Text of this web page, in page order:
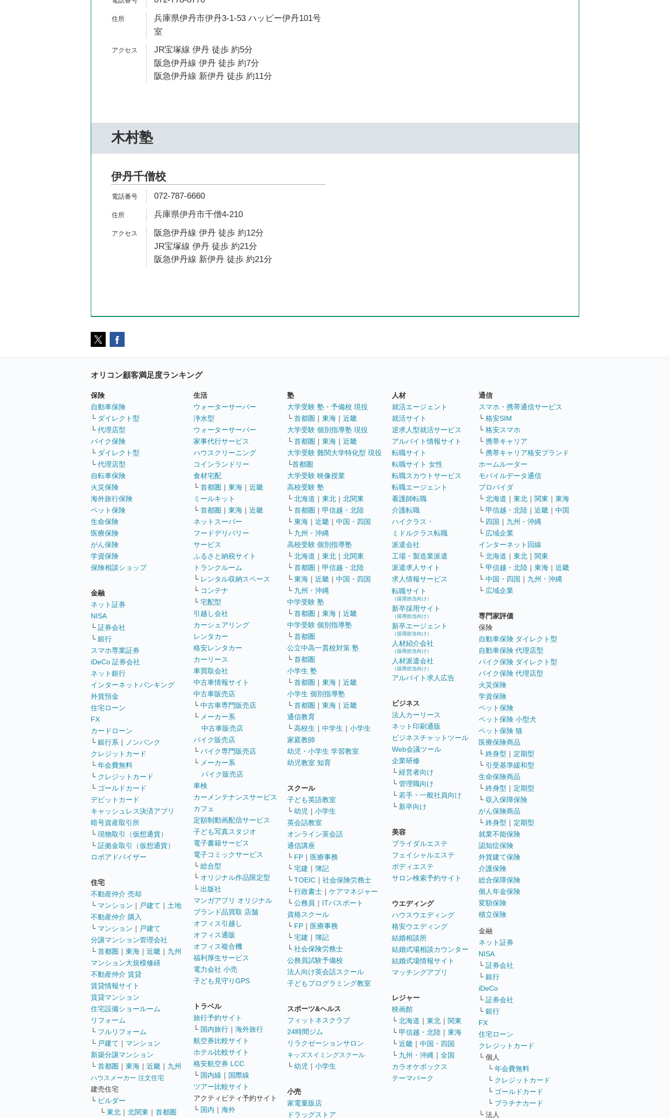
兵庫県伊丹市伊丹3-1-53 ハッピー伊丹101号
室
JR宝塚線 伊丹 徒歩 約5分
阪急伊丹線 伊丹 徒歩 約7分
阪急伊丹線 新伊丹 徒歩 約11分
木村塾
伊丹千僧校
072-787-6660
兵庫県伊丹市千僧4-210
阪急伊丹線 伊丹 徒歩 約12分
JR宝塚線 伊丹 徒歩 約21分
阪急伊丹線 新伊丹 徒歩 約21分
オリコン顧客満足度ランキング
保険
自動車保険
└ ダイレクト型
└ 代理店型
バイク保険
└ ダイレクト型
└ 代理店型
自転車保険
火災保険
海外旅行保険
ペット保険
生命保険
医療保険
がん保険
学資保険
保険相談ショップ
金融
ネット証券
NISA
└ 証券会社
└ 銀行
スマホ専業証券
iDeCo 証券会社
ネット銀行
インターネットバンキング
外貨預金
住宅ローン
FX
カードローン
└ 銀行系 ｜
ノンバンク
クレジットカード
└ 年会費無料
└ クレジットカード
└ ゴールドカード
デビットカード
キャッシュレス決済アプリ
暗号資産取引所
└ 現物取引（仮想通貨）
└ 証拠金取引（仮想通貨）
ロボアドバイザー
住宅
不動産仲介 売却
└ マンション ｜ 戸建て ｜ 土地
不動産仲介 購入
└ マンション ｜ 戸建て
分譲マンション管理会社
└ 首都圏 ｜ 東海 ｜ 近畿 ｜ 九州
マンション大規模修繕
不動産仲介 賃貸
賃貸情報サイト
賃貸マンション
住宅設備ショールーム
リフォーム
└ フルリフォーム
└ 戸建て ｜ マンション
新築分譲マンション
└ 首都圏 ｜ 東海 ｜ 近畿 ｜ 九州
ハウスメーカー 注文住宅
建売住宅
└ ビルダー
└ 東北 ｜ 北関東 ｜ 首都圏
生活
ウォーターサーバー
浄水型
ウォーターサーバー
家事代行サービス
ハウスクリーニング
コインランドリー
食材宅配
└ 首都圏 ｜ 東海 ｜ 近畿
ミールキット
└ 首都圏 ｜ 東海 ｜ 近畿
ネットスーパー
フードデリバリー
サービス
ふるさと納税サイト
トランクルーム
└ レンタル収納スペース
└ コンテナ
└ 宅配型
引越し会社
カーシェアリング
レンタカー
格安レンタカー
カーリース
車買取会社
中古車情報サイト
中古車販売店
└ 中古車専門販売店
└ メーカー系
中古車販売店
バイク販売店
└ バイク専門販売店
└ メーカー系
バイク販売店
車検
カーメンテナンスサービス
カフェ
定額制動画配信サービス
子ども写真スタジオ
電子書籍サービス
電子コミックサービス
└ 総合型
└ オリジナル作品限定型
└ 出版社
マンガアプリ オリジナル
ブランド品買取 店舗
オフィス引越し
オフィス通販
オフィス複合機
福利厚生サービス
電力会社 小売
子ども見守りGPS
トラベル
旅行予約サイト
└ 国内旅行 ｜ 海外旅行
航空券比較サイト
ホテル比較サイト
格安航空券 LCC
└ 国内線 ｜ 国際線
ツアー比較サイト
アクティビティ予約サイト
└ 国内 ｜ 海外
塾
大学受験 塾・予備校 現役
└ 首都圏 ｜ 東海 ｜ 近畿
大学受験 個別指導塾 現役
└ 首都圏 ｜ 東海 ｜ 近畿
大学受験 難関大学特化型 現役
└首都圏
大学受験 映像授業
高校受験 塾
└ 北海道 ｜ 東北 ｜ 北関東
└ 首都圏 ｜ 甲信越・北陸
└ 東海 ｜ 近畿 ｜ 中国・四国
└ 九州・沖縄
高校受験 個別指導塾
└ 北海道 ｜ 東北 ｜ 北関東
└ 首都圏 ｜ 甲信越・北陸
└ 東海 ｜ 近畿 ｜ 中国・四国
└ 九州・沖縄
中学受験 塾
└ 首都圏 ｜ 東海 ｜ 近畿
中学受験 個別指導塾
└ 首都圏
公立中高一貫校対策 塾
└ 首都圏
小学生 塾
└ 首都圏 ｜ 東海 ｜ 近畿
小学生 個別指導塾
└ 首都圏 ｜ 東海 ｜ 近畿
通信教育
└ 高校生 ｜ 中学生 ｜ 小学生
家庭教師
幼児・小学生 学習教室
幼児教室 知育
スクール
子ども英語教室
└ 幼児 ｜ 小学生
英会話教室
オンライン英会話
通信講座
└ FP ｜ 医療事務
└ 宅建 ｜ 簿記
└ TOEIC ｜ 社会保険労務士
└ 行政書士 ｜ ケアマネジャー
└ 公務員 ｜ ITパスポート
資格スクール
└ FP ｜ 医療事務
└ 宅建 ｜ 簿記
└ 社会保険労務士
公務員試験予備校
法人向け英会話スクール
子どもプログラミング教室
スポーツ&ヘルス
フィットネスクラブ
24時間ジム
リラクゼーションサロン
キッズスイミングスクール
└ 幼児 ｜ 小学生
小売
家電量販店
ドラッグストア
人材
就活エージェント
就活サイト
逆求人型就活サービス
アルバイト情報サイト
転職サイト
転職サイト 女性
転職スカウトサービス
転職エージェント
看護師転職
介護転職
ハイクラス・
ミドルクラス転職
派遣会社
工場・製造業派遣
派遣求人サイト
求人情報サービス
転職サイト
（採用担当向け）
新卒採用サイト
（採用担当向け）
新卒エージェント
（採用担当向け）
人材紹介会社
（採用担当向け）
人材派遣会社
（採用担当向け）
アルバイト求人広告
ビジネス
法人カーリース
ネット印刷通販
ビジネスチャットツール
Web会議ツール
企業研修
└ 経営者向け
└ 管理職向け
└ 若手・一般社員向け
└ 新卒向け
美容
ブライダルエステ
フェイシャルエステ
ボディエステ
サロン検索予約サイト
ウエディング
ハウスウエディング
格安ウエディング
結婚相談所
結婚式場相談カウンター
結婚式場情報サイト
マッチングアプリ
レジャー
映画館
└ 北海道 ｜ 東北 ｜ 関東
└ 甲信越・北陸 ｜ 東海
└ 近畿 ｜ 中国・四国
└ 九州・沖縄 ｜ 全国
カラオケボックス
テーマパーク
通信
スマホ・携帯通信サービス
└ 格安SIM
└ 格安スマホ
└ 携帯キャリア
└ 携帯キャリア格安ブランド
ホームルーター
モバイルデータ通信
プロバイダ
└ 北海道 ｜ 東北 ｜ 関東 ｜ 東海
└ 甲信越・北陸 ｜ 近畿 ｜ 中国
└ 四国 ｜ 九州・沖縄
└ 広域企業
インターネット回線
└ 北海道 ｜ 東北 ｜ 関東
└ 甲信越・北陸 ｜ 東海 ｜ 近畿
└ 中国・四国 ｜ 九州・沖縄
└ 広域企業
専門家評価
保険
自動車保険 ダイレクト型
自動車保険 代理店型
バイク保険 ダイレクト型
バイク保険 代理店型
火災保険
学資保険
ペット保険
ペット保険 小型犬
ペット保険 猫
医療保険商品
└ 終身型 ｜ 定期型
└ 引受基準緩和型
生命保険商品
└ 終身型 ｜ 定期型
└ 収入保障保険
がん保険商品
└ 終身型 ｜ 定期型
就業不能保険
認知症保険
外貨建て保険
介護保険
総合保障保険
個人年金保険
変額保険
積立保険
金融
ネット証券
NISA
└ 証券会社
└ 銀行
iDeCo
└ 証券会社
└ 銀行
FX
住宅ローン
クレジットカード
└ 個人
└ 年会費無料
└ クレジットカード
└ ゴールドカード
└ プラチナカード
└ 法人